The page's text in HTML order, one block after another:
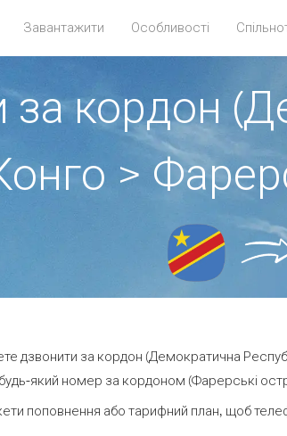
Завантажити Особливості
за кордон
>
дзвонити за кордон (Демократична
який номер за кордоном (Фарерські
поповнення або тарифний план, щоб